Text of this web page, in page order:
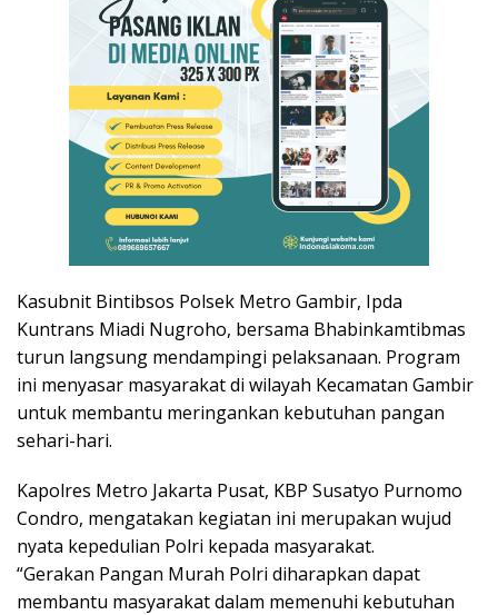
Kasubnit Bintibsos Polsek Metro Gambir, Ipda
Kuntrans Miadi Nugroho, bersama Bhabinkamtibmas
turun langsung mendampingi pelaksanaan. Program
ini menyasar masyarakat di wilayah Kecamatan Gambir
untuk membantu meringankan kebutuhan pangan
sehari-hari.
Kapolres Metro Jakarta Pusat, KBP Susatyo Purnomo
Condro, mengatakan kegiatan ini merupakan wujud
nyata kepedulian Polri kepada masyarakat.
“Gerakan Pangan Murah Polri diharapkan dapat
membantu masyarakat dalam memenuhi kebutuhan